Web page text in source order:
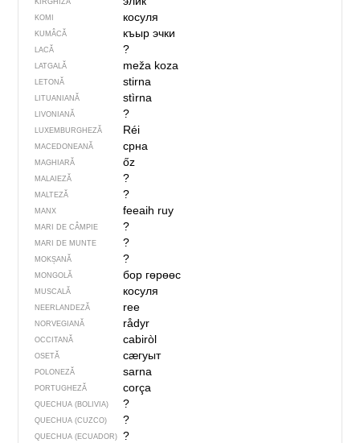
KIRGHIZĂ
KOMI косуля
KUMÂCĂ къыр эчки
LACĂ ?
LATGALĂ meža koza
LETONĂ stirna
LITUANIANĂ stìrna
LIVONIANĂ ?
LUXEMBURGHEZĂ Réi
MACEDONEANĂ срна
MAGHIARĂ őz
MALAIEZĂ ?
MALTEZĂ ?
MANX feeaih ruy
MARI DE CÂMPIE ?
MARI DE MUNTE ?
MOKȘANĂ ?
MONGOLĂ бор гөрөөс
MUSCALĂ косуля
NEERLANDEZĂ ree
NORVEGIANĂ rådyr
OCCITANĂ cabiròl
OSETĂ сӕгуыт
POLONEZĂ sarna
PORTUGHEZĂ corça
QUECHUA (BOLIVIA) ?
QUECHUA (CUZCO) ?
QUECHUA (ECUADOR) ?